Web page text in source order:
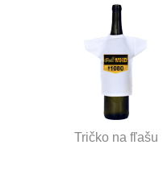
Tričko na fľašu